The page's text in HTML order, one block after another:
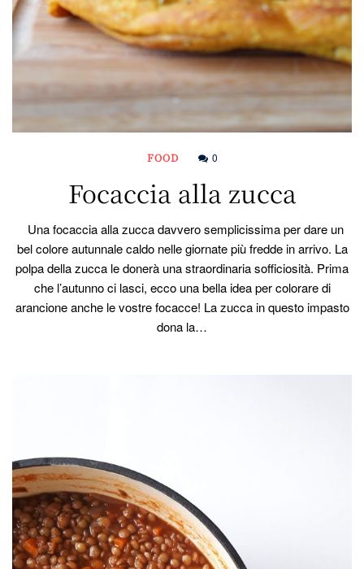
FOOD 0
Focaccia alla zucca
Una focaccia alla zucca davvero semplicissima per dare un
bel colore autunnale caldo nelle giornate più fredde in arrivo. La
polpa della zucca le donerà una straordinaria sofficiosità. Prima
che l’autunno ci lasci, ecco una bella idea per colorare di
arancione anche le vostre focacce! La zucca in questo impasto
dona la…